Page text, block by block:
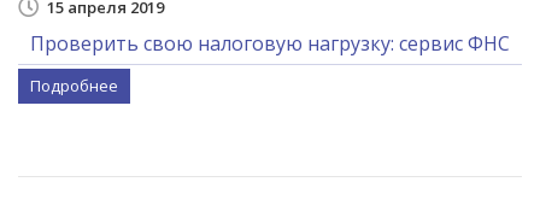
15 апреля 2019
Проверить свою налоговую нагрузку: сервис ФНС
Подробнее